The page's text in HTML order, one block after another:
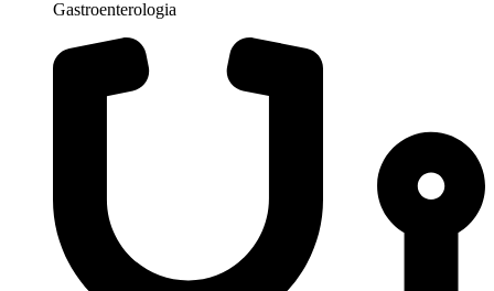
Gastroenterologia